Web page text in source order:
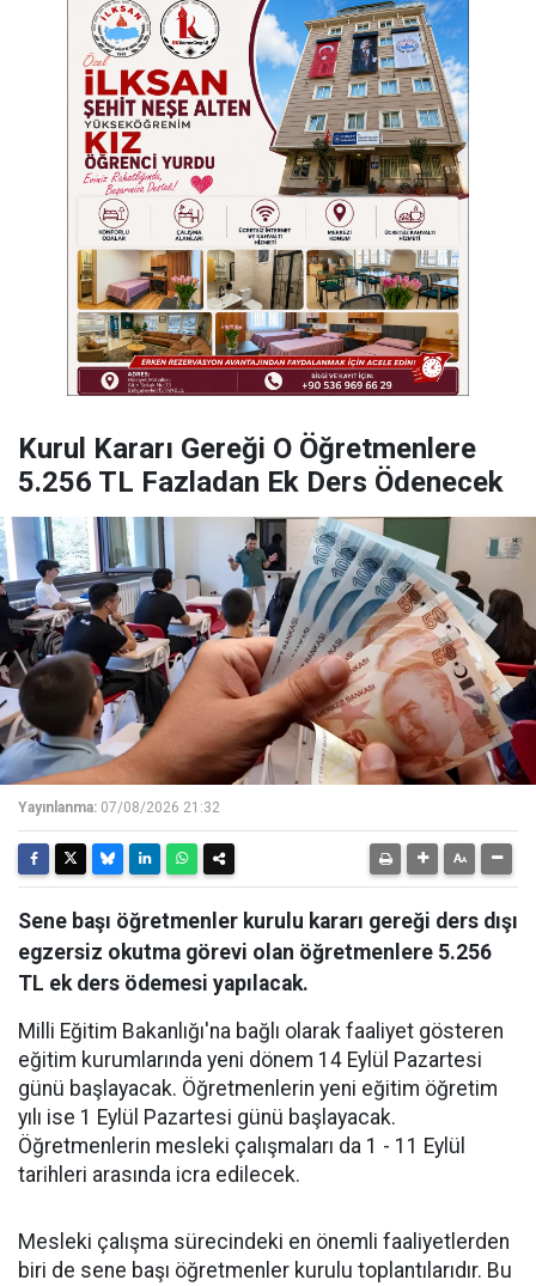
Kurul Kararı Gereği O Öğretmenlere
5.256 TL Fazladan Ek Ders Ödenecek
Yayınlanma: 07/08/2026 21:32
Sene başı öğretmenler kurulu kararı gereği ders dışı
egzersiz okutma görevi olan öğretmenlere 5.256
TL ek ders ödemesi yapılacak.
Milli Eğitim Bakanlığı'na bağlı olarak faaliyet gösteren
eğitim kurumlarında yeni dönem 14 Eylül Pazartesi
günü başlayacak. Öğretmenlerin yeni eğitim öğretim
yılı ise 1 Eylül Pazartesi günü başlayacak.
Öğretmenlerin mesleki çalışmaları da 1 - 11 Eylül
tarihleri arasında icra edilecek.
Mesleki çalışma sürecindeki en önemli faaliyetlerden
biri de sene başı öğretmenler kurulu toplantılarıdır. Bu